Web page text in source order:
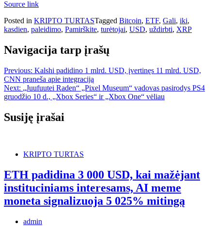
Source link
Posted in KRIPTO TURTASTagged Bitcoin, ETF, Gali, iki,
kasdien, paleidimo, Pamirškite, turėtojai, USD, uždirbti, XRP
Navigacija tarp įrašų
Previous: Kalshi padidino 1 mlrd. USD, įvertinęs 11 mlrd. USD,
CNN praneša apie integraciją
Next: „Juufuutei Raden“ „Pixel Museum“ vadovas pasirodys PS4
gruodžio 10 d., „Xbox Series“ ir „Xbox One“ vėliau
Susiję įrašai
KRIPTO TURTAS
ETH padidina 3 000 USD, kai mažėjant
instituciniams interesams, AI meme
moneta signalizuoja 5 025% mitingą
admin